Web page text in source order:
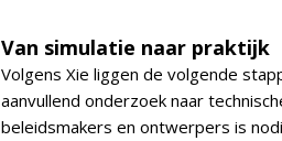
Van simulatie naar praktijk
Volgens Xie liggen de volgende
aanvullend onderzoek naar
beleidsmakers en ontwerpers is